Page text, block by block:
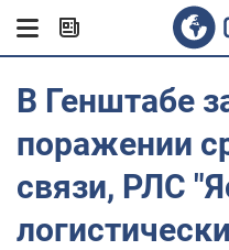
В Генштабе
поражении
связи, РЛС